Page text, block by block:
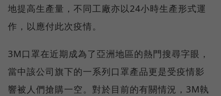
地提高生產量，不同工廠亦以24小時生產形式運
作，以應付此次疫情。
3M口罩在近期成為了亞洲地區的熱門搜尋字眼，
當中該公司旗下的一系列口罩產品更是受疫情影
響被人們搶購一空。對於目前的有關情況，3M執